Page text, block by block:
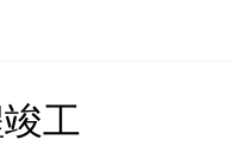
工